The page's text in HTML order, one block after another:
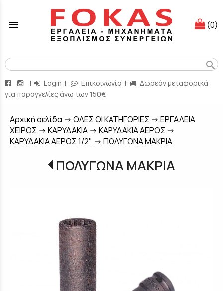
menu (0)
search
| Login | Επικοινωνία |
Δωρεάν μεταφορικά
για παραγγελίες άνω των 150€
Aρχική σελίδα -> ΟΛΕΣ ΟΙ ΚΑΤΗΓΟΡΙΕΣ -> ΕΡΓΑΛΕΙΑ
ΧΕΙΡΟΣ -> ΚΑΡΥΔΑΚΙΑ -> ΚΑΡΥΔΑΚΙΑ ΑΕΡΟΣ ->
ΚΑΡΥΔΑΚΙΑ ΑΕΡΟΣ 1/2" -> ΠΟΛΥΓΩΝΑ ΜΑΚΡΙΑ
ΠΟΛΥΓΩΝΑ ΜΑΚΡΙΑ